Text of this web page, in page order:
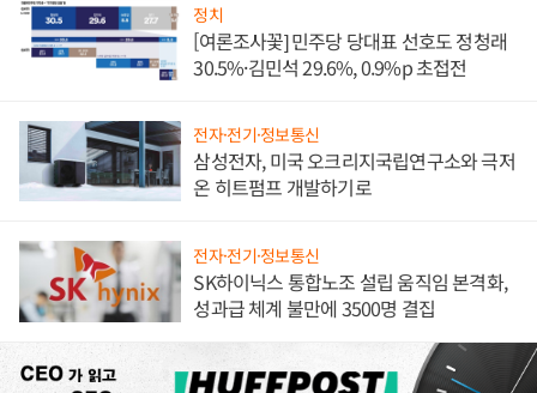
정치
[여론조사꽃] 민주당 당대표 선호도 정청래
30.5%·김민석 29.6%, 0.9%p 초접전
전자·전기·정보통신
삼성전자, 미국 오크리지국립연구소와 극저
온 히트펌프 개발하기로
전자·전기·정보통신
SK하이닉스 통합노조 설립 움직임 본격화,
성과급 체계 불만에 3500명 결집